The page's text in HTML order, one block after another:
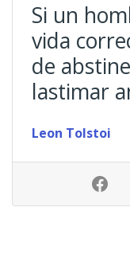
Si un
vida
de
lastimar
Leon Tolstoi